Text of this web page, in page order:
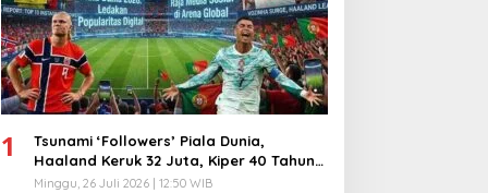
1
Tsunami ‘Followers’ Piala Dunia,
Haaland Keruk 32 Juta, Kiper 40 Tahun
Bikin Geger!
Minggu, 26 Juli 2026 | 12:50 WIB